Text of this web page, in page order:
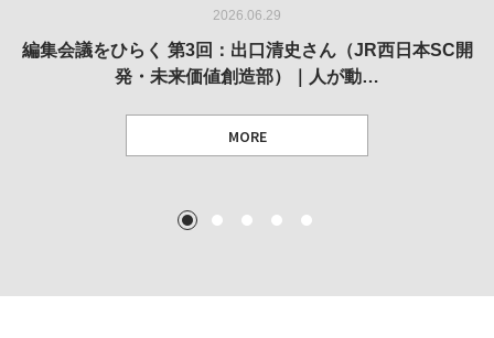
2026.06.29
編集会議をひらく 第3回：出口清史さん（JR西日本SC開
発・未来価値創造部）｜人が動…
MORE
2026.05.14
REVIEW｜果たして美術家・梅津庸一は、「大阪のゆかり
作家」となることができたのか…
2026.03.11
REPORT｜博覧会の残像
MORE
2026.02.25
REVIEW｜菊池聡太朗 個展「余りの風景」
MORE
2025.10.01
REVIEW｜生の存在証明としての線——「ライフライン」
展
1 2 3 4 5